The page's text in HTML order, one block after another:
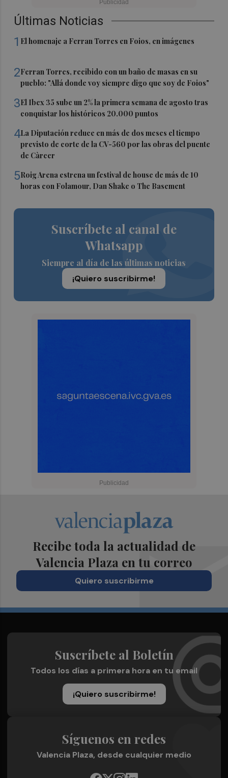
Últimas Noticias
1 El homenaje a Ferran Torres en Foios, en imágenes
2Ferran Torres, recibido con un baño de masas en su
pueblo: "Allá donde voy siempre digo que soy de Foios"
3El Ibex 35 sube un 2% la primera semana de agosto tras
conquistar los históricos 20.000 puntos
4La Diputación reduce en más de dos meses el tiempo
previsto de corte de la CV-560 por las obras del puente
de Càrcer
5Roig Arena estrena un festival de house de más de 10
horas con Folamour, Dan Shake o The Basement
Suscríbete al canal de
Whatsapp
Siempre al día de las últimas noticias
¡Quiero suscribirme!
Recibe toda la actualidad de
Valencia Plaza en tu correo
Quiero suscribirme
Suscríbete al Boletín
Todos los días a primera hora en tu email
¡Quiero suscribirme!
Síguenos en redes
Valencia Plaza, desde cualquier medio